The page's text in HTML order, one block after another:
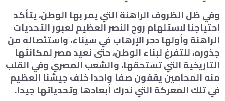
وفي ظل الظروف الراهنة التي يمر بها الوطن، يتأكد
احتياجنا لاستلهام روح النصر العظيم لعبور التحديات
الراهنة وأولها دحر الإرهاب في سيناء، واستئصاله من
جذوره، للتفرغ لبناء الوطن، حتى نعيد مصر لمكانتها
التاريخية التي تستحقها، والشعب المصري وفي القلب
منه المحامين يقفون صفا واحدا خلف جيشنا العظيم
في تلك المعركة التي ندرك أبعادها وتحدياتها جيدا.